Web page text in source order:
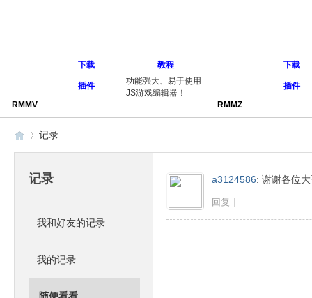
RMMV
下载 教程
插件
功能强大、易于使用
JS游戏编辑器！
RMMZ
下载
插件
记录
记录
我和好友的记录
我的记录
a3124586: 谢谢各位
回复